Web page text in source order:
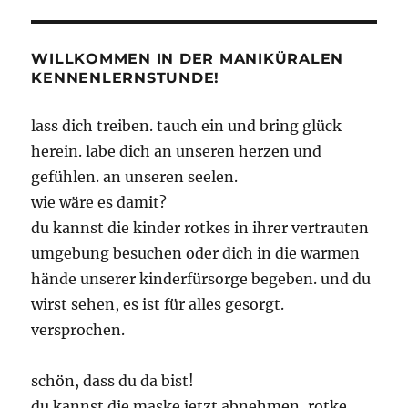
WILLKOMMEN IN DER MANIKÜRALEN
KENNENLERNSTUNDE!
lass dich treiben. tauch ein und bring glück
herein. labe dich an unseren herzen und
gefühlen. an unseren seelen.
wie wäre es damit?
du kannst die kinder rotkes in ihrer vertrauten
umgebung besuchen oder dich in die warmen
hände unserer kinderfürsorge begeben. und du
wirst sehen, es ist für alles gesorgt.
versprochen.
schön, dass du da bist!